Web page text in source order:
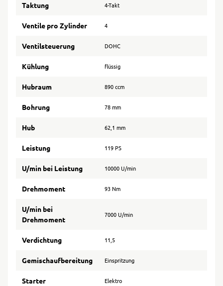
Taktung 4-Takt
Ventile pro Zylinder 4
Ventilsteuerung DOHC
Kühlung flüssig
Hubraum 890 ccm
Bohrung 78 mm
Hub 62,1 mm
Leistung 119 PS
U/min bei Leistung 10000 U/min
Drehmoment 93 Nm
U/min bei
Drehmoment
7000 U/min
Verdichtung 11,5
Gemischaufbereitung Einspritzung
Starter Elektro